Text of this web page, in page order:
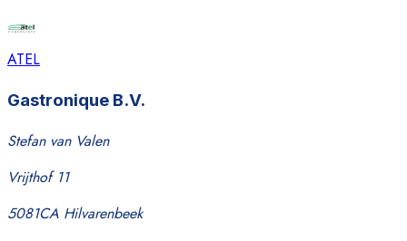
ATEL
Gastronique B.V.
Stefan van Valen
Vrijthof 11
5081CA Hilvarenbeek